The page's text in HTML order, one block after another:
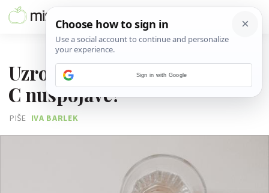
Uzrokuje li previše vitamina
C nuspojave?
PIŠE IVA BARLEK
Sign in with Google